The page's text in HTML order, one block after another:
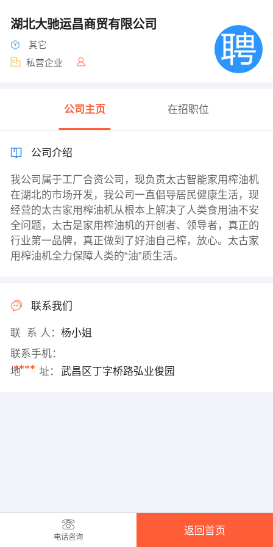
湖北大驰运昌商贸有限公司
其它
私营企业
公司主页 在招职位
公司介绍
我公司属于工厂合资公司，现负责太古智能家用榨油机
在湖北的市场开发，我公司一直倡导居民健康生活，现
经营的太古家用榨油机从根本上解决了人类食用油不安
全问题，太古是家用榨油机的开创者、领导者，真正的
行业第一品牌，真正做到了好油自己榨，放心。太古家
用榨油机全力保障人类的“油”质生活。
联系我们
联 系 人： 杨小姐
联系手机：
****
地 址： 武昌区丁字桥路弘业俊园
电话咨询
返回首页